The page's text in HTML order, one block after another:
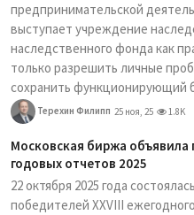
предпринимательской
выступает учреждение
наследственного фонда как
только разрешить личные
сохранить функционирующий
Терехин Филипп 25 ноя, 25 1.8K
Московская биржа объявила
годовых отчетов 2025
22 октября 2025 года
победителей XXVIII